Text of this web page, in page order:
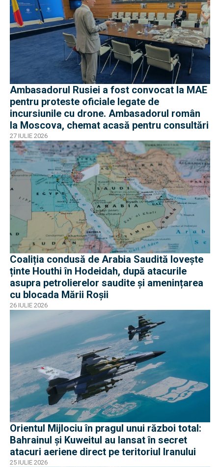
Ambasadorul Rusiei a fost convocat la MAE
pentru proteste oficiale legate de
incursiunile cu drone. Ambasadorul român
la Moscova, chemat acasă pentru consultări
27 IULIE 2026
Coaliția condusă de Arabia Saudită lovește
ținte Houthi în Hodeidah, după atacurile
asupra petrolierelor saudite și amenințarea
cu blocada Mării Roșii
26 IULIE 2026
Orientul Mijlociu în pragul unui război total:
Bahrainul și Kuweitul au lansat în secret
atacuri aeriene direct pe teritoriul Iranului
25 IULIE 2026